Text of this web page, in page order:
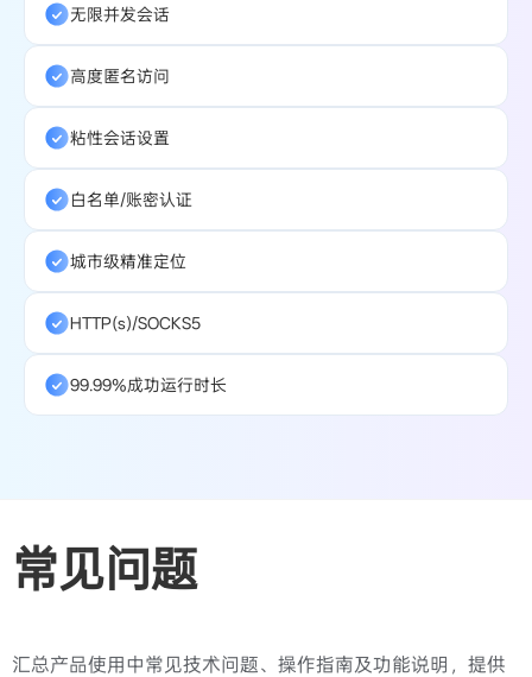
无限并发会话
高度匿名访问
粘性会话设置
白名单/账密认证
城市级精准定位
HTTP(s)/SOCKS5
99.99%成功运行时长
常见问题
汇总产品使用中常见技术问题、操作指南及功能说明，提供